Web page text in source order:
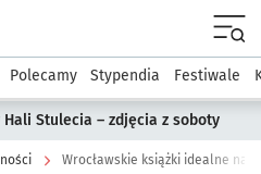
podserwis: Kultura
Polecamy Stypendia Festiwale
Hali Stulecia – zdjęcia z soboty
Wrocławskie książki idealne na